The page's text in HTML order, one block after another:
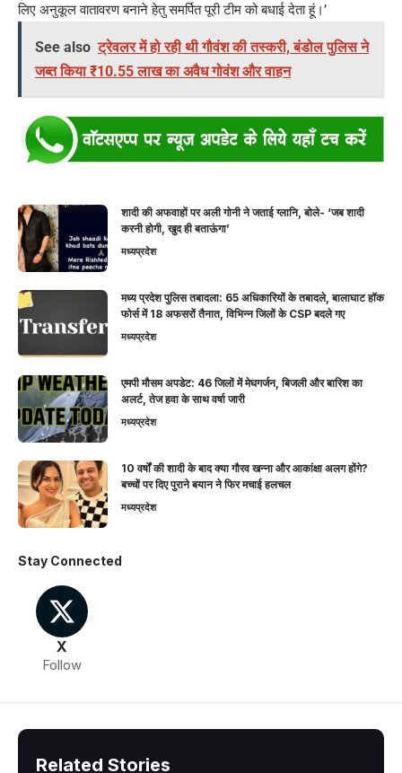
लिए अनुकूल वातावरण बनाने हेतु समर्पित पूरी टीम को बधाई देता हूं।’
See also ट्रेवलर में हो रही थी गौवंश की तस्करी, बंडोल पुलिस ने
जब्त किया ₹10.55 लाख का अवैध गोवंश और वाहन
शादी की अफवाहों पर अली गोनी ने जताई ग्लानि, बोले- ‘जब शादी
करनी होगी, खुद ही बताऊंगा’
मध्यप्रदेश
मध्य प्रदेश पुलिस तबादला: 65 अधिकारियों के तबादले, बालाघाट हॉक
फोर्स में 18 अफसरों तैनात, विभिन्न जिलों के CSP बदले गए
मध्यप्रदेश
एमपी मौसम अपडेट: 46 जिलों में मेघगर्जन, बिजली और बारिश का
अलर्ट, तेज हवा के साथ वर्षा जारी
मध्यप्रदेश
10 वर्षों की शादी के बाद क्या गौरव खन्ना और आकांक्षा अलग होंगे?
बच्चों पर दिए पुराने बयान ने फिर मचाई हलचल
मध्यप्रदेश
Stay Connected
X
Follow
Related Stories